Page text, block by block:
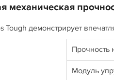
механическая
Tough демонстрирует
Прочность
Модуль